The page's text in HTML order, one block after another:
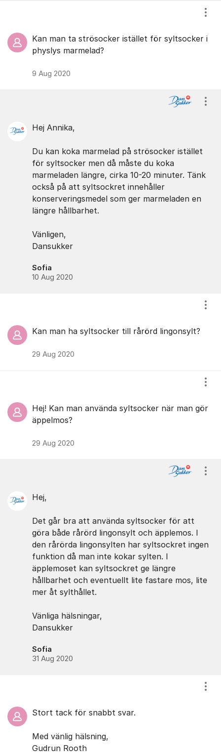
Kan man ta strösocker istället för syltsocker i
physlys marmelad?
9 Aug 2020
Hej Annika,
Du kan koka marmelad på strösocker istället
för syltsocker men då måste du koka
marmeladen längre, cirka 10-20 minuter. Tänk
också på att syltsockret innehåller
konserveringsmedel som ger marmeladen en
längre hållbarhet.
Vänligen,
Dansukker
Sofia
10 Aug 2020
Kan man ha syltsocker till rårörd lingonsylt?
29 Aug 2020
Hej! Kan man använda syltsocker när man gör
äppelmos?
29 Aug 2020
Hej,
Det går bra att använda syltsocker för att
göra både rårörd lingonsylt och äpplemos. I
den rårörda lingonsylten har syltsockret ingen
funktion då man inte kokar sylten. I
äpplemoset kan syltsockret ge längre
hållbarhet och eventuellt lite fastare mos, lite
mer åt sylthållet.
Vänliga hälsningar,
Dansukker
Sofia
31 Aug 2020
Stort tack för snabbt svar.
Med vänlig hälsning,
Gudrun Rooth